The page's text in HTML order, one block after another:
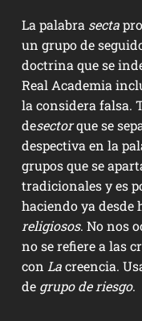
La palabra secta
un grupo de
doctrina que se
Real Academia
la considera falsa.
desectorque se
despectiva en la
grupos que se
tradicionales y es
haciendo ya desde
religiosos. No nos
no se refiere a las
con Lacreencia.
de grupo de riesgo.